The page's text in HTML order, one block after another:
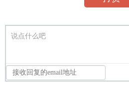
说点什么吧